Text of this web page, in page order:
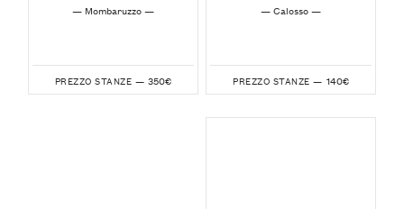
— Mombaruzzo —
PREZZO STANZE — 350€
— Calosso —
PREZZO STANZE — 140€